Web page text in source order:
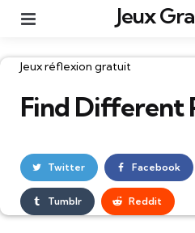
Jeux
Catégories
Jeux réflexion gratuit
Find Different
Twitter Facebook
Tumblr Reddit